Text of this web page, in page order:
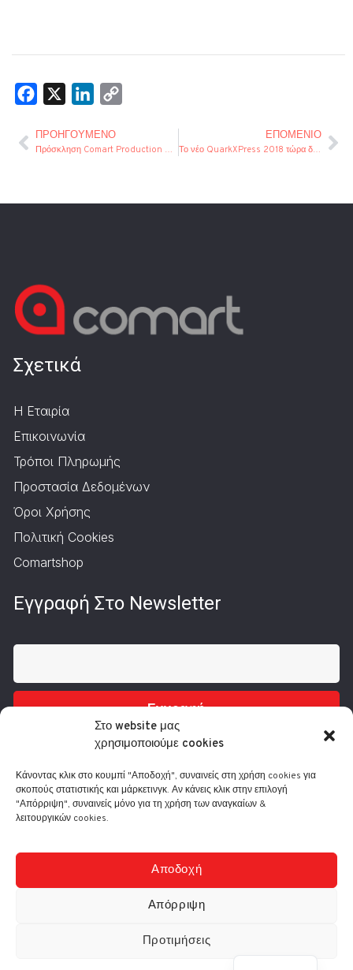
Στο website μας
χρησιμοποιούμε cookies
Κάνοντας κλικ στο κουμπί "Αποδοχή", συναινείς στη χρήση cookies για
σκοπούς στατιστικής και μάρκετινγκ. Αν κάνεις κλικ στην επιλογή
"Απόρριψη", συναινείς μόνο για τη χρήση των αναγκαίων &
λειτουργικών cookies.
Αποδοχή
Απόρριψη
Προτιμήσεις
Facebook LinkedIn
ΠΡΟΗΓΟΎΜΕΝΟ
Πρόσκληση Comart Production & Transmission Days 2018
ΕΠΌΜΕΝΙΟ
Το νέο QuarkXPress 2018 τώρα διαθέσιμο από την Comart
Σχετικά
Η Εταιρία
Επικοινωνία
Τρόποι Πληρωμής
Προστασία Δεδομένων
Όροι Χρήσης
Πολιτική Cookies
Comartshop
Εγγραφή Στο Newsletter
Εγγραφή
Τηλ.: 210 3416200
Δευ - Παρ: 9:30 - 18:00